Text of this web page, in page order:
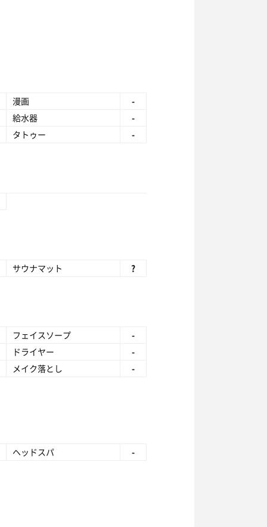
漫画
-
給水器
-
タトゥー
-
サウナマット ?
フェイスソープ
-
ドライヤー
-
メイク落とし
-
ヘッドスパ -